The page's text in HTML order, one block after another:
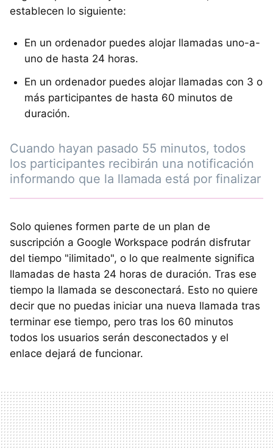
establecen lo siguiente:
En un ordenador puedes alojar llamadas uno-a-
uno de hasta 24 horas.
En un ordenador puedes alojar llamadas con 3 o
más participantes de hasta 60 minutos de
duración.
Cuando hayan pasado 55 minutos, todos
los participantes recibirán una notificación
informando que la llamada está por finalizar
Solo quienes formen parte de un plan de
suscripción a Google Workspace podrán disfrutar
del tiempo "ilimitado", o lo que realmente significa
llamadas de hasta 24 horas de duración. Tras ese
tiempo la llamada se desconectará. Esto no quiere
decir que no puedas iniciar una nueva llamada tras
terminar ese tiempo, pero tras los 60 minutos
todos los usuarios serán desconectados y el
enlace dejará de funcionar.